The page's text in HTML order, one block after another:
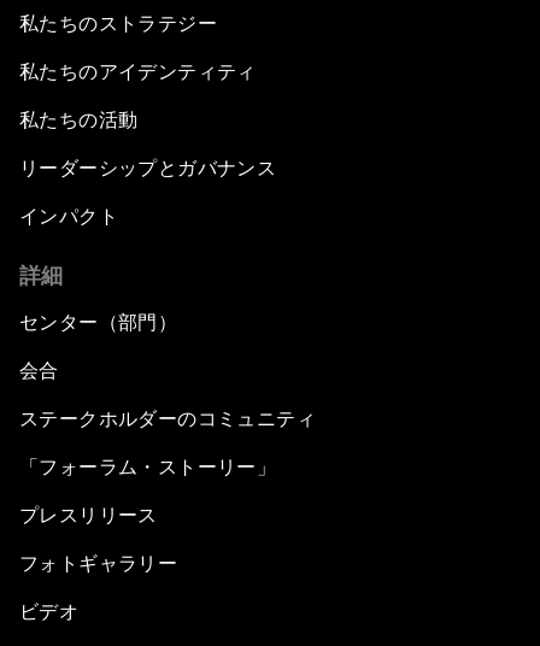
私たちのストラテジー
私たちのアイデンティティ
私たちの活動
リーダーシップとガバナンス
インパクト
詳細
センター（部門）
会合
ステークホルダーのコミュニティ
「フォーラム・ストーリー」
プレスリリース
フォトギャラリー
ビデオ